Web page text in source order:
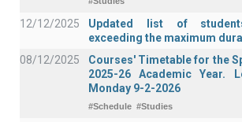
12/12/2025
Updated list of
exceeding the maximum
08/12/2025
Courses' Timetable for the
2025-26 Academic Year.
Monday 9-2-2026
#Schedule #Studies